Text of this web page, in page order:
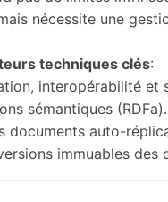
nécessite une
techniques clés:
interopérabilité et
sémantiques
documents auto-
immuables des